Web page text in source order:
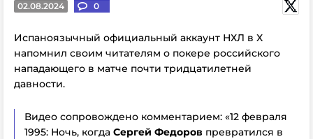
02.08.2024 0
Испаноязычный официальный аккаунт НХЛ в Х
напомнил своим читателям о покере российского
нападающего в матче почти тридцатилетней
давности.
Видео сопровождено комментарием: «12 февраля
1995: Ночь, когда Сергей Федоров превратился в